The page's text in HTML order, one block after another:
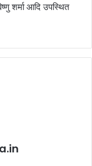
शर्मा आदि उपस्थित